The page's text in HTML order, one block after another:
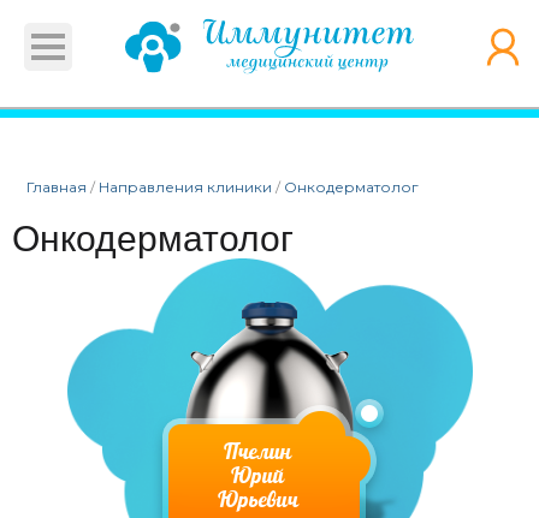
Главная / Направления клиники / Онкодерматолог
Онкодерматолог
Пчелин
Юрий
Юрьевич